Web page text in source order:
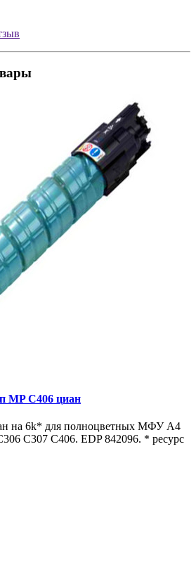
MP C406 циан
на 6k* для полноцветных МФУ A4
С307 С406. EDP 842096. * ресурс